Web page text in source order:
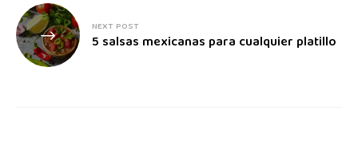
NEXT POST
5 salsas mexicanas para cualquier platillo